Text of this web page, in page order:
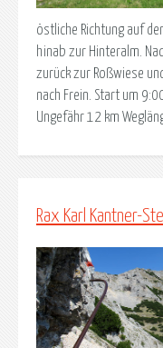
östliche Richtung auf
hinab zur Hinteralm.
zurück zur Roßwiese
nach Frein. Start um
Ungefähr 12 km
Rax Karl Kantner-